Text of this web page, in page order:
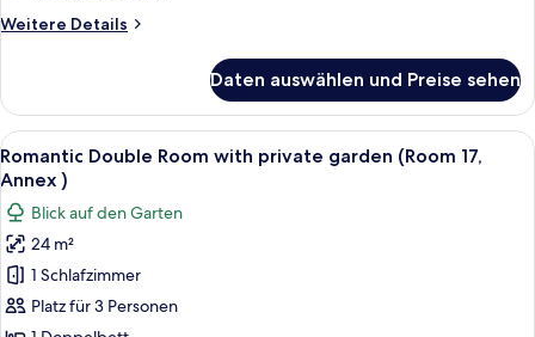
floor
Annex)
anzeigen
Weitere Details
Weitere
Suite
with
fireplace,
Harbour
Ground
floor
(Room
9,
Annex)
Daten auswählen und Preise sehen
Alle
Fotos
für
Romantic
Double
Room
with
Ein gemütliches Zimmer mit einem
18
Romantic Double Room with private garden (Room 17,
Annex )
Blick auf den Garten
24 m²
1 Schlafzimmer
Platz für 3 Personen